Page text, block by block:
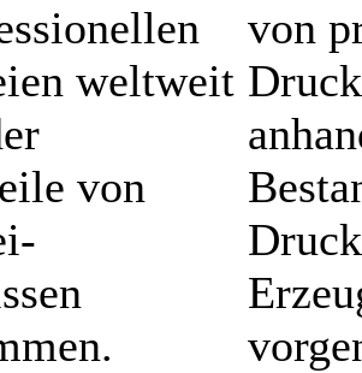
weltweit
von
von